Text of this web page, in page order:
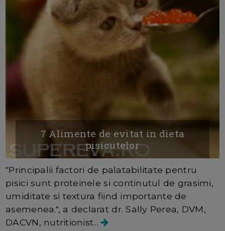
7 Alimente de evitat in dieta
pisicutelor
"Principalii factori de palatabilitate pentru
pisici sunt proteinele si continutul de grasimi,
umiditate si textura fiind importante de
asemenea.", a declarat dr. Sally Perea, DVM,
DACVN, nutritionist...